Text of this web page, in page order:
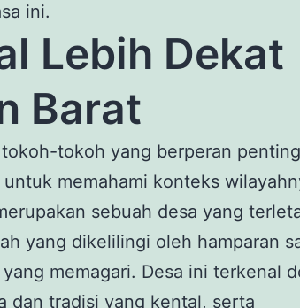
ini.
Lebih Dekat
Barat
tokoh yang berperan
memahami konteks
sebuah desa yang
yang dikelilingi oleh hamparan
memagari. Desa ini terkenal
dan tradisi yang kental, serta